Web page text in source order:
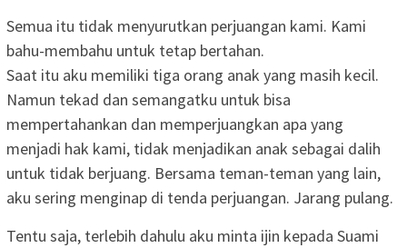
Semua itu tidak menyurutkan perjuangan kami. Kami
bahu-membahu untuk tetap bertahan.
Saat itu aku memiliki tiga orang anak yang masih kecil.
Namun tekad dan semangatku untuk bisa
mempertahankan dan memperjuangkan apa yang
menjadi hak kami, tidak menjadikan anak sebagai dalih
untuk tidak berjuang. Bersama teman-teman yang lain,
aku sering menginap di tenda perjuangan. Jarang pulang.
Tentu saja, terlebih dahulu aku minta ijin kepada Suami